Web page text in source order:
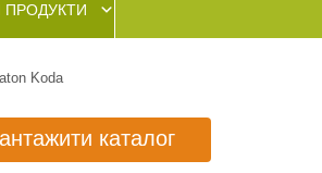
ПРОДУКТИ
Koda
каталог